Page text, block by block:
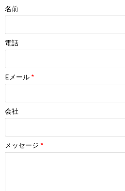
名前
電話
Eメール *
会社
メッセージ *